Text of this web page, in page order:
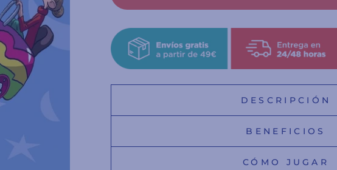
DESCRIPCIÓN
BENEFICIOS
CÓMO JUGAR